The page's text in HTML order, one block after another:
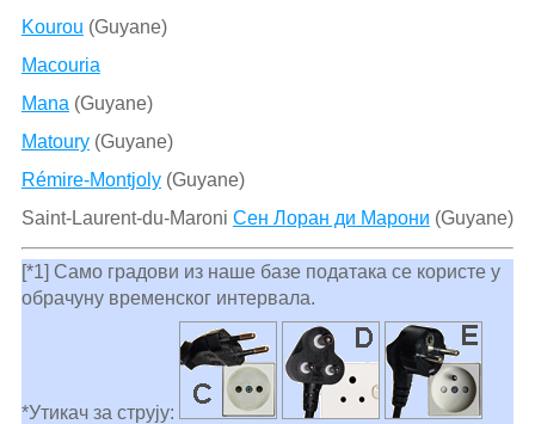
Kourou (Guyane)
Macouria
Mana (Guyane)
Matoury(Guyane)
Rémire-Montjoly(Guyane)
Saint-Laurent-du-Maroni Сен Лоран ди Марони (Guyane)
[*1] Само градови из наше базе података се користе у
обрачуну временског интервала.
*Утикач за струју: